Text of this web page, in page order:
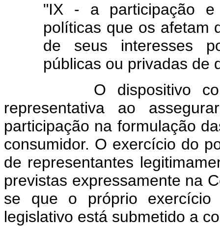
"IX - a participação e
políticas que os afetam
de seus interesses
públicas ou privadas de
O dispositivo
representativa ao
participação na formulação
consumidor. O exercício do
de representantes
previstas expressamente na
se que o próprio exercício
legislativo está submetido a